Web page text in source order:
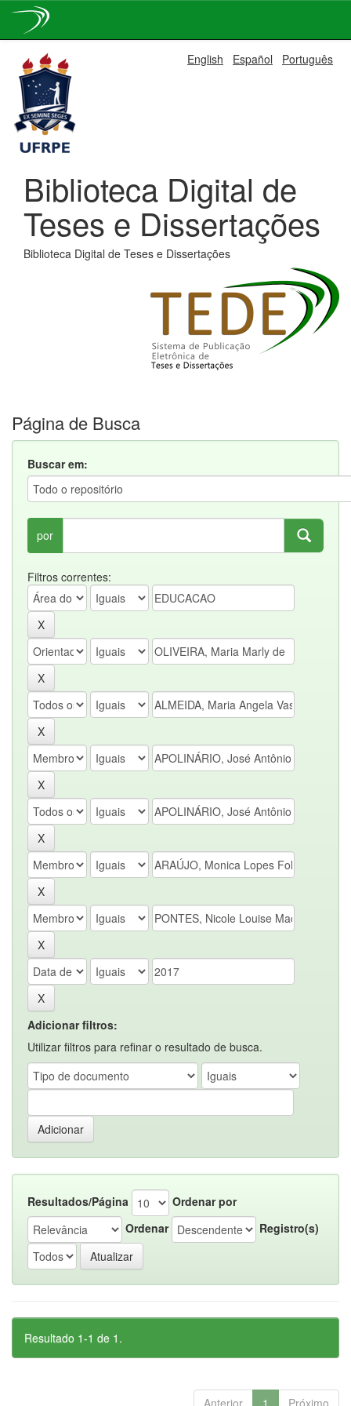
navigation
English Español Português
Biblioteca Digital de
Teses e Dissertações
Biblioteca Digital de Teses e Dissertações
Página de Busca
Buscar em:
por
Filtros correntes:
Adicionar filtros:
Utilizar filtros para refinar o resultado de busca.
Resultados/Página
Ordenar por
Ordenar
Registro(s)
Resultado 1-1 de 1.
Anterior 1 Próximo